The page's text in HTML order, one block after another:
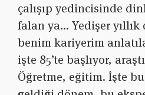
çalışıp yedincisinde
falan ya… Yedişer
benim kariyerim
işte 85’te başlıyor,
Öğretme, eğitim. İşte